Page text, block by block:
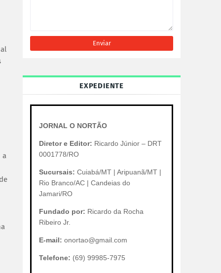
a
EXPEDIENTE
JORNAL O NORTÃO
Diretor e Editor: Ricardo Júnior – DRT
0001778/RO
Sucursais: Cuiabá/MT | Aripuanã/MT |
Rio Branco/AC | Candeias do
Jamari/RO
Fundado por: Ricardo da Rocha
Ribeiro Jr.
E-mail: onortao@gmail.com
Telefone: (69) 99985-7975